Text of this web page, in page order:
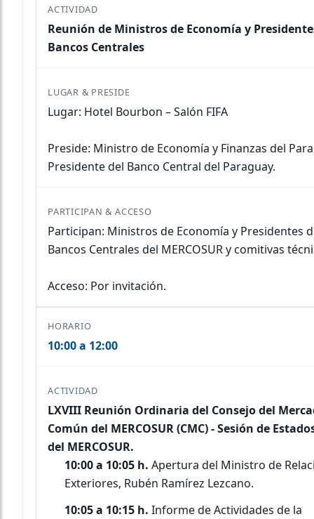
Reunión de Ministros de Economía y
Bancos Centrales
Lugar: Hotel Bourbon – Salón FIFA
Preside: Ministro de Economía y Finanzas del
Presidente del Banco Central del Paraguay.
Participan: Ministros de Economía y Presidentes
Bancos Centrales del MERCOSUR y comitivas
Acceso: Por invitación.
10:00 a 12:00
LXVIII Reunión Ordinaria del Consejo del
Común del MERCOSUR (CMC) - Sesión de
del MERCOSUR.
10:00 a 10:05 h. Apertura del Ministro de
Exteriores, Rubén Ramírez Lezcano.
10:05 a 10:15 h. Informe de Actividades de la